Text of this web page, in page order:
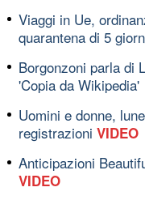
Viaggi in Ue,
quarantena di 5
Borgonzoni parla di
'Copia da Wikipedia'
Uomini e donne,
registrazioni VIDEO
Anticipazioni
VIDEO